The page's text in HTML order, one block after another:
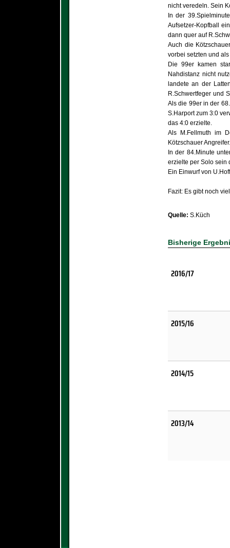
nicht veredeln. Sein
In der
Aufsetzer-Kopfball
dann quer auf
Auch die
vorbei setzten und
Die 99er kamen
Nahdistanz nicht
landete an der
R.Schwertfeger und
Als die 99er in der
S.Harport zum 3:0
das 4:0 erzielte.
Als M.Fellmuth im
Kötzschauer Angreifer.
In der 84.Minute
erzielte per Solo sein
Ein Einwurf von
Fazit: Es gibt noch
Quelle: S.Küch
Bisherige
2016/17
2015/16
2014/15
2013/14